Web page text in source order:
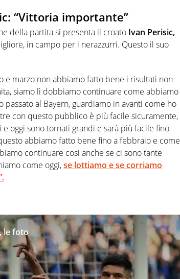
“Vittoria importante”
della partita si presenta il croato Ivan Perisic,
in campo per i nerazzurri. Questo il suo
marzo non abbiamo fatto bene i risultati non
siamo lì dobbiamo continuare come abbiamo
al Bayern, guardiamo in avanti come ho
con questo pubblico è più facile sicuramente,
oggi sono tornati grandi e sarà più facile fino
abbiamo fatto bene fino a febbraio e come
continuare cosi anche se ci sono tante
come oggi,se lottiamo e se corriamo
le foto